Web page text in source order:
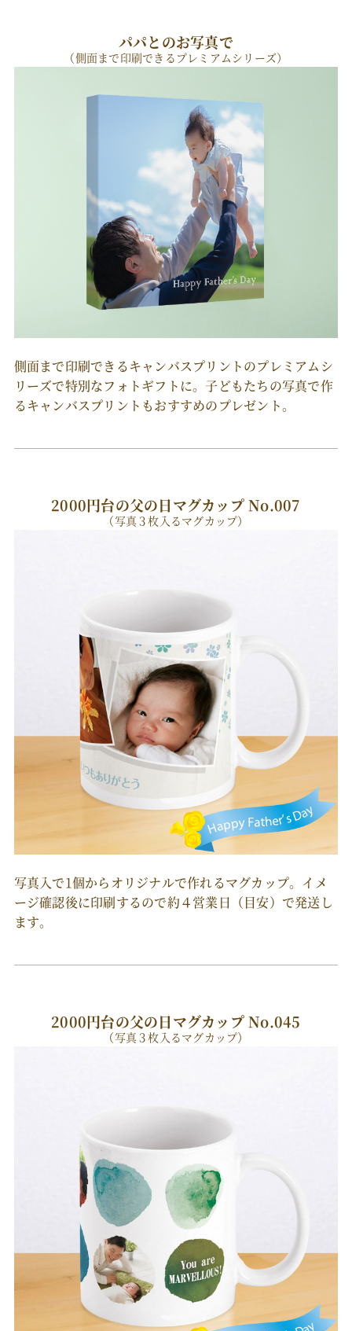
パパとのお写真で
（側面まで印刷できるプレミアムシリーズ）
側面まで印刷できるキャンバスプリントのプレミアムシ
リーズで特別なフォトギフトに。子どもたちの写真で作
るキャンバスプリントもおすすめのプレゼント。
2000円台の父の日マグカップ No.007
（写真３枚入るマグカップ）
写真入で1個からオリジナルで作れるマグカップ。イメ
ージ確認後に印刷するので約４営業日（目安）で発送し
ます。
2000円台の父の日マグカップ No.045
（写真３枚入るマグカップ）